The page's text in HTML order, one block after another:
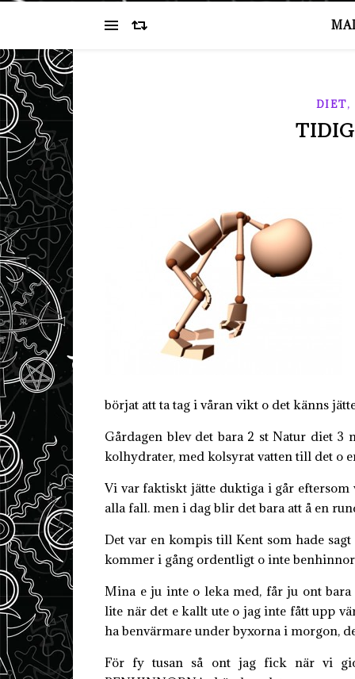
DIET,
börjat att ta tag i våran vikt o det känns
Gårdagen blev det bara 2 st Natur diet
kolhydrater, med kolsyrat vatten till det o
Vi var faktiskt jätte duktiga i går
alla fall. men i dag blir det bara att å en
Det var en kompis till Kent som hade
kommer i gång ordentligt o inte
Mina e ju inte o leka med, får ju ont
lite när det e kallt ute o jag inte fått upp
ha benvärmare under byxorna i morgon,
För fy tusan så ont jag fick när vi